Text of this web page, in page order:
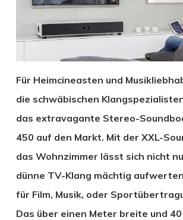
Für Heimcineasten und
die schwäbischen
das extravagante Stereo-
450 auf den Markt. Mit der XXL-
das Wohnzimmer lässt sich nicht
dünne TV-Klang mächtig
für Film, Musik, oder
Das über einen Meter breite und